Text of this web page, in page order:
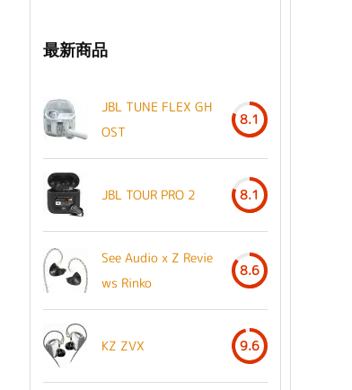
最新商品
JBL TUNE FLEX GH
OST
8.1
JBL TOUR PRO 2 8.1
See Audio x Z Revie
ws Rinko
8.6
KZ ZVX 9.6